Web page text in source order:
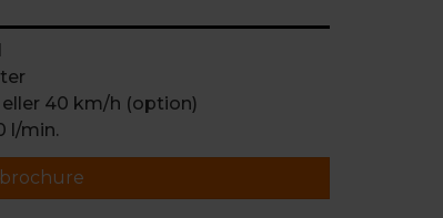
40 km/h (option)
l/min.